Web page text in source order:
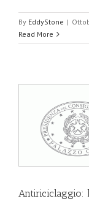
By EddyStone |
Read More
Antiriciclaggio: